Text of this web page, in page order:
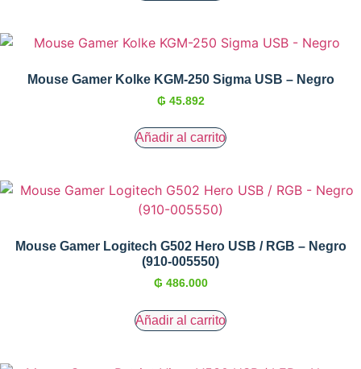
Mouse Gamer Kolke KGM-250 Sigma USB – Negro
₲ 45.892
Añadir al carrito
Mouse Gamer Logitech G502 Hero USB / RGB – Negro
(910-005550)
₲ 486.000
Añadir al carrito